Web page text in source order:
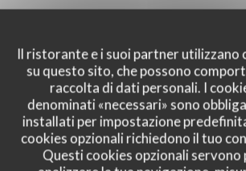
Il ristorante e i suoi partner utilizzano
su questo sito, che possono
raccolta di dati personali. I
denominati «necessari» sono
installati per impostazione
cookies opzionali richiedono il tuo
Questi cookies opzionali servono